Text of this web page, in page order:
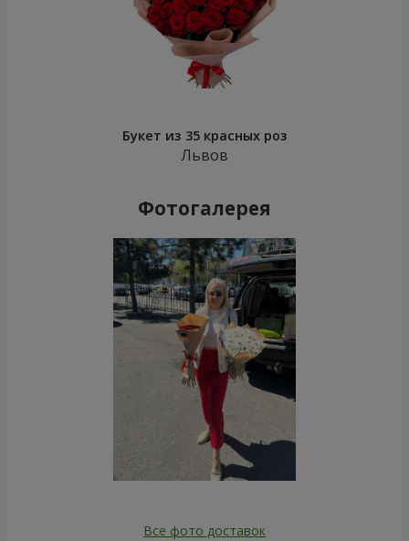
Букет из 35 красных роз
Львов
Фотогалерея
Все фото доставок